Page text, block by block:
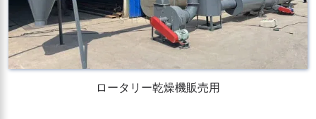
ロータリー乾燥機販売用